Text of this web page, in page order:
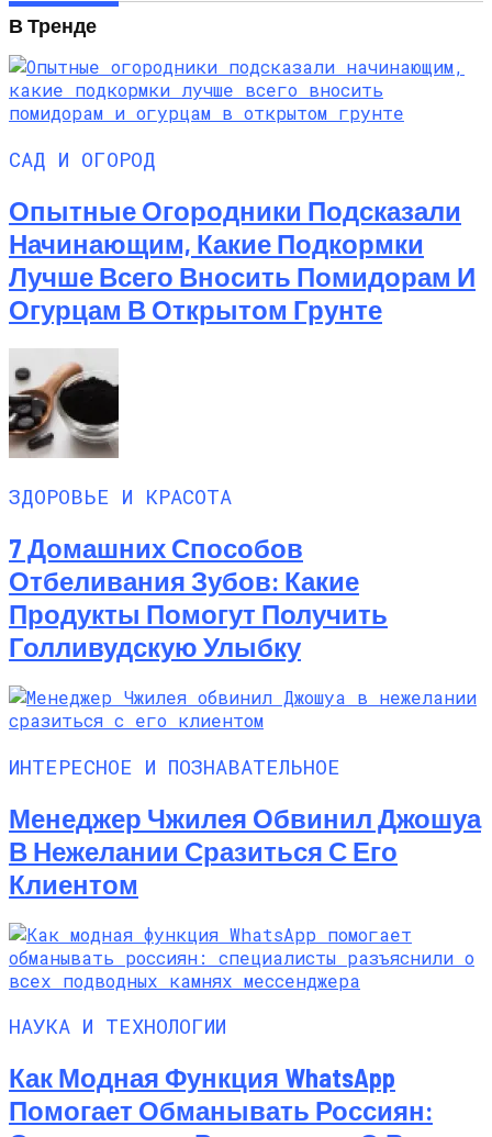
В Тренде
САД И ОГОРОД
Опытные Огородники Подсказали
Начинающим, Какие Подкормки
Лучше Всего Вносить Помидорам И
Огурцам В Открытом Грунте
ЗДОРОВЬЕ И КРАСОТА
7 Домашних Способов
Отбеливания Зубов: Какие
Продукты Помогут Получить
Голливудскую Улыбку
ИНТЕРЕСНОЕ И ПОЗНАВАТЕЛЬНОЕ
Менеджер Чжилея Обвинил Джошуа
В Нежелании Сразиться С Его
Клиентом
НАУКА И ТЕХНОЛОГИИ
Как Модная Функция WhatsApp
Помогает Обманывать Россиян: